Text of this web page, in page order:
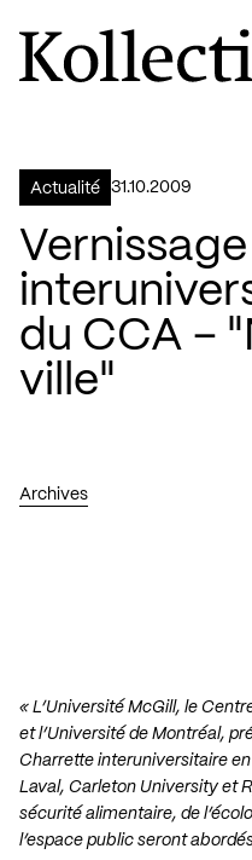
Aller à la page d'accueil
Logo Kollectif
Actualité 31.10.2009
du CCA –
ville"
Archives
« L’Université McGill, le
et l’Université de Montréal,
Charrette interuniversitaire
Laval, Carleton University et
sécurité alimentaire, de
l’espace public seront